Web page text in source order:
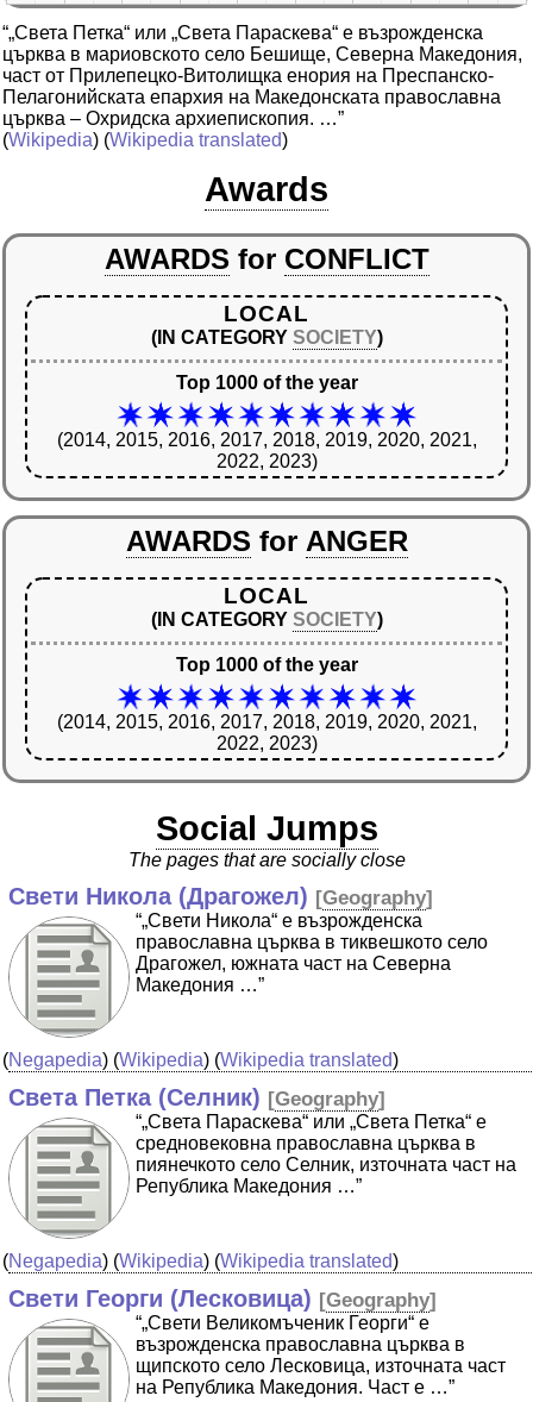
“„Света Петка“ или „Света Параскева“ е възрожденска
църква в мариовското село Бешище, Северна Македония,
част от Прилепецко-Витолищка енория на Преспанско-
Пелагонийската епархия на Македонската православна
църква – Охридска архиепископия. …”
(Wikipedia) (Wikipedia translated)
Awards
AWARDS for CONFLICT
LOCAL
(IN CATEGORY SOCIETY)
Top 1000 of the year
(2014, 2015, 2016, 2017, 2018, 2019, 2020, 2021,
2022, 2023)
AWARDS for ANGER
LOCAL
(IN CATEGORY SOCIETY)
Top 1000 of the year
(2014, 2015, 2016, 2017, 2018, 2019, 2020, 2021,
2022, 2023)
Social Jumps
The pages that are socially close
Свети Никола (Драгожел) [Geography]
“„Свети Никола“ е възрожденска
православна църква в тиквешкото село
Драгожел, южната част на Северна
Македония …”
(Negapedia) (Wikipedia) (Wikipedia translated)
Света Петка (Селник) [Geography]
“„Света Параскева“ или „Света Петка“ е
средновековна православна църква в
пиянечкото село Селник, източната част на
Република Македония …”
(Negapedia) (Wikipedia) (Wikipedia translated)
Свети Георги (Лесковица) [Geography]
“„Свети Великомъченик Георги“ е
възрожденска православна църква в
щипското село Лесковица, източната част
на Република Македония. Част е …”